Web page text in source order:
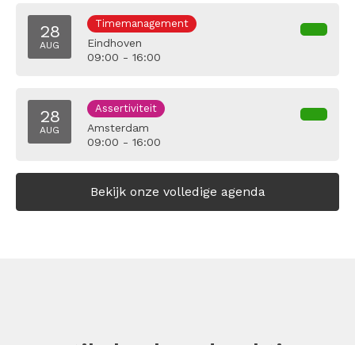
28
AUG
Timemanagement
Eindhoven
09:00 - 16:00
28
AUG
Assertiviteit
Amsterdam
09:00 - 16:00
Bekijk onze volledige agenda